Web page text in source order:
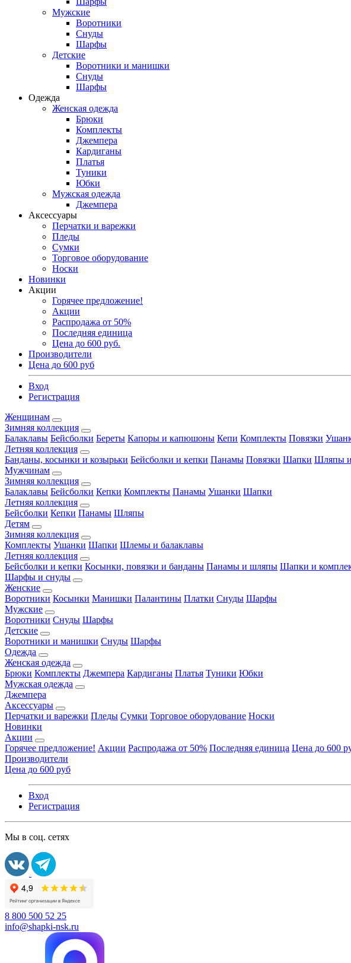
Мужские
Воротники
Снуды
Шарфы
Детские
Воротники и манишки
Снуды
Шарфы
Одежда
Женская одежда
Брюки
Комплекты
Джемпера
Кардиганы
Платья
Туники
Юбки
Мужская одежда
Джемпера
Аксессуары
Перчатки и варежки
Пледы
Сумки
Торговое оборудование
Носки
Новинки
Акции
Горячее предложение!
Акции
Распродажа от 50%
Последняя единица
Цена до 600 руб.
Производители
Цена до 600 руб
Вход
Регистрация
Женщинам
Зимняя коллекция
Балаклавы Бейсболки Береты Капоры и капюшоны Кепи Комплекты Повязки
Летняя коллекция
Банданы, косынки и козырьки Бейсболки и кепки Панамы Повязки Шапки Шляпы
Мужчинам
Зимняя коллекция
Балаклавы Бейсболки Кепки Комплекты Панамы Ушанки Шапки
Летняя коллекция
Бейсболки Кепки Панамы Шляпы
Детям
Зимняя коллекция
Комплекты Ушанки Шапки Шлемы и балаклавы
Летняя коллекция
Бейсболки и кепки Косынки, повязки и банданы Панамы и шляпы Шапки и
Шарфы и снуды
Женские
Воротники Косынки Манишки Палантины Платки Снуды Шарфы
Мужские
Воротники Снуды Шарфы
Детские
Воротники и манишки Снуды Шарфы
Одежда
Женская одежда
Брюки Комплекты Джемпера Кардиганы Платья Туники Юбки
Мужская одежда
Джемпера
Аксессуары
Перчатки и варежки Пледы Сумки Торговое оборудование Носки
Новинки
Акции
Горячее предложение! Акции Распродажа от 50% Последняя единица Цена до 600
Производители
Цена до 600 руб
Вход
Регистрация
Мы в соц. сетях
8 800 500 52 25
info@shapki-nsk.ru